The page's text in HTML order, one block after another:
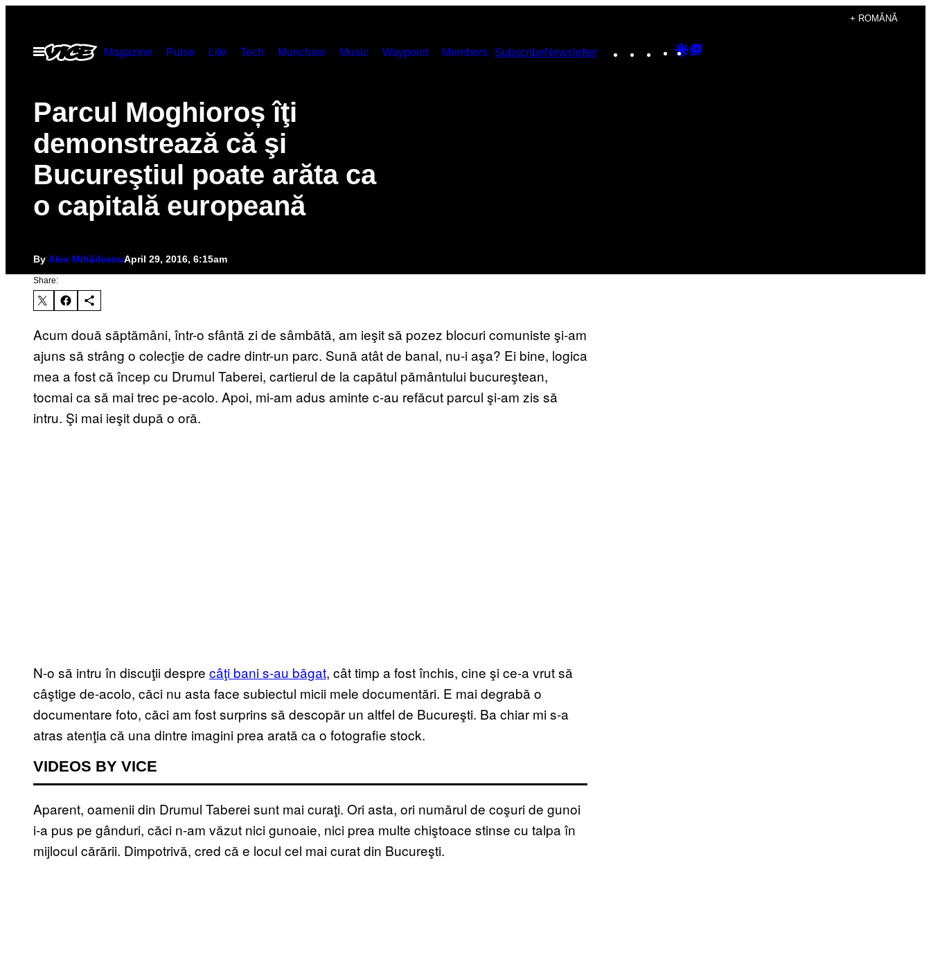
content
+ ROMÂNĂ
Open
Menu
Magazine Pulse Life Tech Munchies Music Waypoint Members SubscribeNewsletter Instagram
TikTokYouTube
Google
Parcul Moghioroș îţi
demonstrează că şi
Bucureştiul poate arăta ca
o capitală europeană
By Alex MihăileanuApril 29, 2016, 6:15am
Share:
Acum două săptămâni, într-o sfântă zi de sâmbătă, am ieşit să pozez blocuri comuniste şi-am
ajuns să strâng o colecţie de cadre dintr-un parc. Sună atât de banal, nu-i aşa? Ei bine, logica
mea a fost că încep cu Drumul Taberei, cartierul de la capătul pământului bucureştean,
tocmai ca să mai trec pe-acolo. Apoi, mi-am adus aminte c-au refăcut parcul şi-am zis să
intru. Şi mai ieşit după o oră.
N-o să intru în discuţii despre câţi bani s-au băgat, cât timp a fost închis, cine şi ce-a vrut să
câştige de-acolo, căci nu asta face subiectul micii mele documentări. E mai degrabă o
documentare foto, căci am fost surprins să descopăr un altfel de Bucureşti. Ba chiar mi s-a
atras atenţia că una dintre imagini prea arată ca o fotografie stock.
VIDEOS BY VICE
Aparent, oamenii din Drumul Taberei sunt mai curaţi. Ori asta, ori numărul de coşuri de gunoi
i-a pus pe gânduri, căci n-am văzut nici gunoaie, nici prea multe chiştoace stinse cu talpa în
mijlocul cărării. Dimpotrivă, cred că e locul cel mai curat din Bucureşti.